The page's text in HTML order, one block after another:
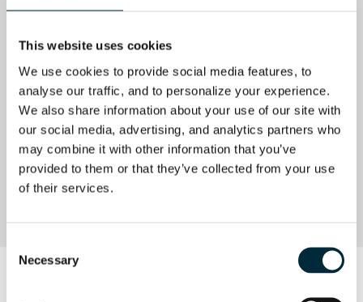
This website uses cookies
We use cookies to provide social media features, to
analyse our traffic, and to personalize your experience.
We also share information about your use of our site with
our social media, advertising, and analytics partners who
may combine it with other information that you’ve
provided to them or that they’ve collected from your use
of their services.
Selection
Necessary
Drehzahl [rpm]
Umfangsgeschwindigkeit
Sägeblatt[m/s]
Maximale Arbeitstiefe [m] 50
CE approval